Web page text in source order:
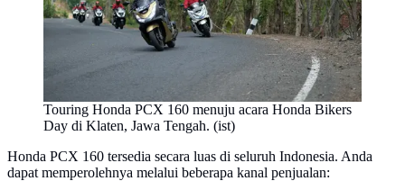
Touring Honda PCX 160 menuju acara Honda Bikers
Day di Klaten, Jawa Tengah. (ist)
Honda PCX 160 tersedia secara luas di seluruh Indonesia. Anda
dapat memperolehnya melalui beberapa kanal penjualan: